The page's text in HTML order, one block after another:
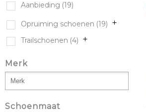
Aanbieding (19)
Opruiming schoenen (19)
Trailschoenen (4)
Merk
Schoenmaat